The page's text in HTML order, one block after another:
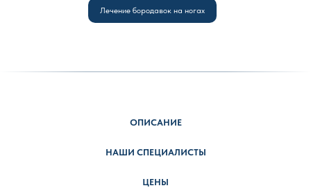
Лечение бородавок на ногах
ОПИСАНИЕ
НАШИ СПЕЦИАЛИСТЫ
ЦЕНЫ